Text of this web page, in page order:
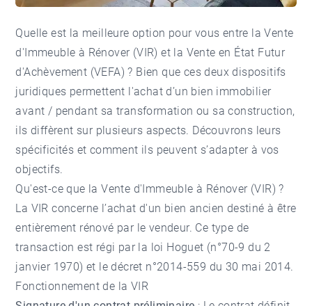
Quelle est la meilleure option pour vous entre la Vente
d'Immeuble à Rénover (VIR) et la Vente en État Futur
d'Achèvement (VEFA) ? Bien que ces deux dispositifs
juridiques permettent l'achat d’un bien immobilier
avant / pendant sa transformation ou sa construction,
ils diffèrent sur plusieurs aspects. Découvrons leurs
spécificités et comment ils peuvent s’adapter à vos
objectifs.
Qu'est-ce que la Vente d'Immeuble à Rénover (VIR) ?
La VIR concerne l’achat d'un bien ancien destiné à être
entièrement rénové par le vendeur. Ce type de
transaction est régi par la loi Hoguet (n°70-9 du 2
janvier 1970) et le décret n°2014-559 du 30 mai 2014.
Fonctionnement de la VIR